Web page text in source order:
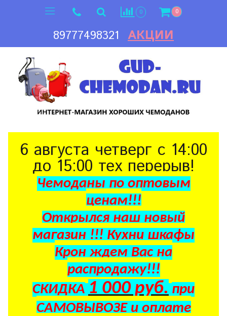
0 0
89777498321 АКЦИИ
6 августа четверг с 14:00
до 15:00 тех перерыв!
Чемоданы по оптовым
ценам!!!
Открылся наш новый
магазин !!! Кухни шкафы
Крон ждем Вас на
распродажу!!!
СКИДКА 1 000 руб. при
САМОВЫВОЗЕ и оплате